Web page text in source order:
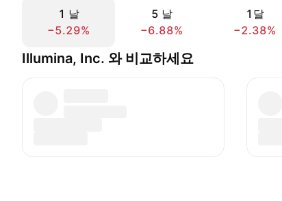
1 날
−5.29%
5 날
−6.88%
1달
−2.38%
Illumina, Inc. 와 비교하세요